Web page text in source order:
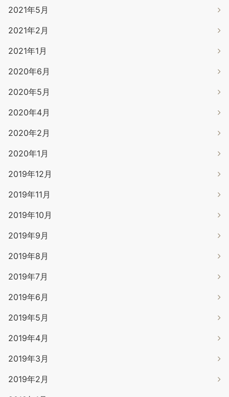
2021年5月
2021年2月
2021年1月
2020年6月
2020年5月
2020年4月
2020年2月
2020年1月
2019年12月
2019年11月
2019年10月
2019年9月
2019年8月
2019年7月
2019年6月
2019年5月
2019年4月
2019年3月
2019年2月